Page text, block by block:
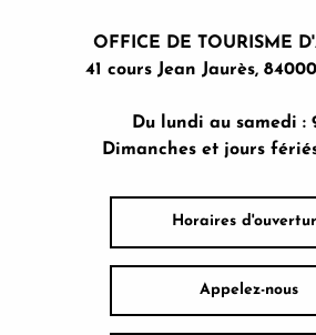
OFFICE DE TOURISME
41 cours Jean Jaurès,
Du lundi au samedi :
Dimanches et jours fériés
Horaires
Appelez-nous